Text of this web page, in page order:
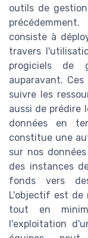
outils de
consiste à
travers
progiciels de
auparavant.
suivre les
aussi de prédire
données en
constitue une
sur nos
des instances
fonds vers
L'objectif est de
tout en
l'exploitation